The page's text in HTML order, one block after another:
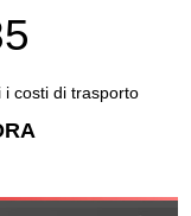
i costi di trasporto